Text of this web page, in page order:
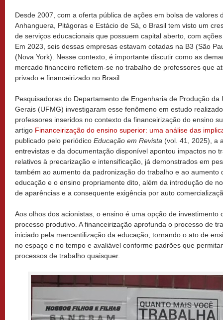
Desde 2007, com a oferta pública de ações em bolsa de valores
Anhanguera, Pitágoras e Estácio de Sá, o Brasil tem visto um
de serviços educacionais que possuem capital aberto, com
Em 2023, seis dessas empresas estavam cotadas na B3 (São
(Nova York). Nesse contexto, é importante discutir como as
mercado financeiro refletem-se no trabalho de professores que
privado e financeirizado no Brasil.
Pesquisadoras do Departamento de Engenharia de Produção
Gerais (UFMG) investigaram esse fenômeno em estudo
professores inseridos no contexto da financeirização do ensino
artigo Financeirização do ensino superior: uma análise das
publicado pelo periódico Educação em Revista (vol. 41, 2025), a
entrevistas e da documentação disponível apontou impactos no
relativos à precarização e intensificação, já demonstrados em
também ao aumento da padronização do trabalho e ao aumento
educação e o ensino propriamente dito, além da introdução de
de aparências e a consequente exigência por auto
Aos olhos dos acionistas, o ensino é uma opção de investimento
processo produtivo. A financeirização aprofunda o processo de
iniciado pela mercantilização da educação, tornando o ato de
no espaço e no tempo e avaliável conforme padrões que
processos de trabalho quaisquer.